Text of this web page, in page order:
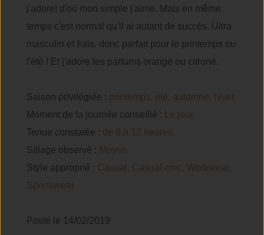
j'adore! d'où mon simple j'aime. Mais en même
temps c'est normal qu'il ai autant de succés. Ultra
masculin et frais, donc parfait pour le printemps ou
l'été ! Et j'adore les parfums orangé ou citroné.
Saison privilégiée : printemps, été, automne, hiver
Moment de la journée conseillé :
Le jour
Tenue constatée : de 6 à 12 heures
Sillage observé : Moyen
Style approprié : Casual, Casual-chic, Workwear,
Sportswear
Posté le 14/02/2019